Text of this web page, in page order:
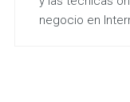
negocio en